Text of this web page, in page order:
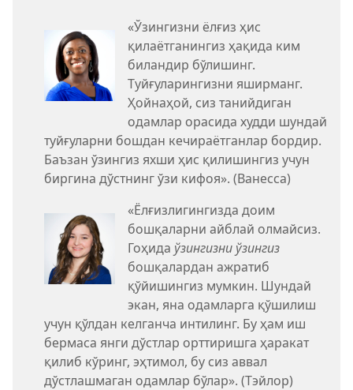
«Ўзингизни ёлғиз ҳис
қилаётганингиз ҳақида ким
биландир бўлишинг.
Туйғуларингизни яширманг.
Ҳойнаҳой, сиз танийдиган
одамлар орасида худди шундай
туйғуларни бошдан кечираётганлар бордир.
Баъзан ўзингиз яхши ҳис қилишингиз учун
биргина дўстнинг ўзи кифоя». (Ванесса)
«Ёлғизлигингизда доим
бошқаларни айблай олмайсиз.
Гоҳида ўзингизни ўзингиз
бошқалардан ажратиб
қўйишингиз мумкин. Шундай
экан, яна одамларга қўшилиш
учун қўлдан келганча интилинг. Бу ҳам иш
бермаса янги дўстлар орттиришга ҳаракат
қилиб кўринг, эҳтимол, бу сиз аввал
дўстлашмаган одамлар бўлар». (Тэйлор)